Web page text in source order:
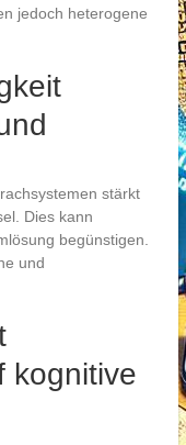
jedoch heterogene
stärkt
Dies kann
begünstigen.
und
kognitive